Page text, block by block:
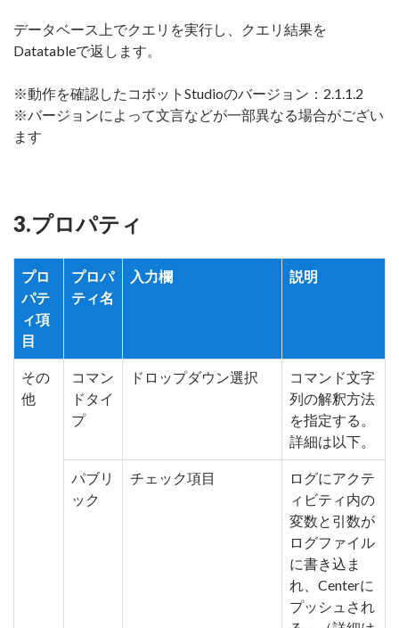
データベース上でクエリを実行し、クエリ結果を
Datatableで返します。
※動作を確認したコボットStudioのバージョン：2.1.1.2
※バージョンによって文言などが一部異なる場合がござい
ます
3.プロパティ
プロ
パテ
ィ項
目
プロパ
ティ名
入力欄 説明
その
他
コマン
ドタイ
プ
ドロップダウン選択
コマンド文字
列の解釈方法
を指定する。
詳細は以下。
パブリ
ック
チェック項目
ログにアクテ
ィビティ内の
変数と引数が
ログファイル
に書き込ま
れ、Centerに
プッシュされ